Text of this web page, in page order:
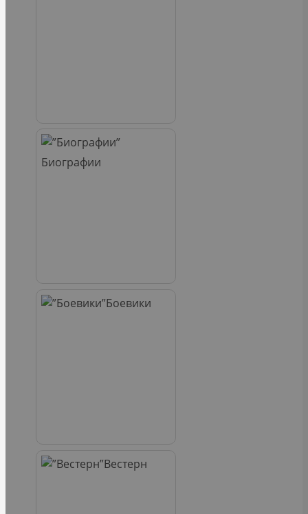
Биографии
Боевики
Вестерн